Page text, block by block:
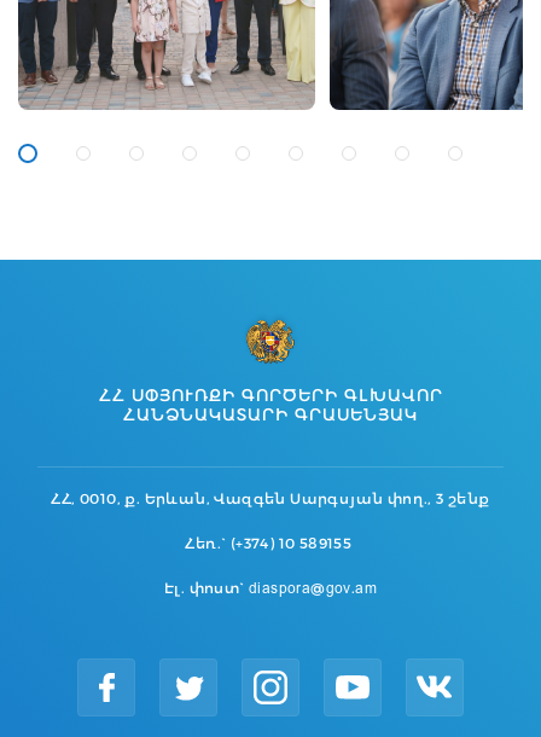
ՀՀ ՍՓՅՈՒՌՔԻ ԳՈՐԾԵՐԻ ԳԼԽԱՎՈՐ
ՀԱՆՁՆԱԿԱՏԱՐԻ ԳՐԱՍԵՆՅԱԿ
ՀՀ, 0010, ք. Երևան, Վազգեն Սարգսյան փող., 3 շենք
Հեռ.` (+374) 10 589155
Էլ. փոստ` diaspora@gov.am